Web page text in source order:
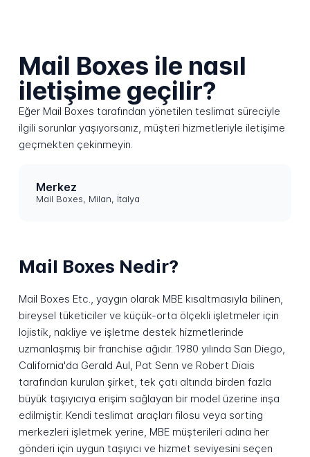
Mail Boxes ile nasıl
iletişime geçilir?
Eğer Mail Boxes tarafından yönetilen teslimat süreciyle
ilgili sorunlar yaşıyorsanız, müşteri hizmetleriyle iletişime
geçmekten çekinmeyin.
Merkez
Mail Boxes, Milan, İtalya
Mail Boxes Nedir?
Mail Boxes Etc., yaygın olarak MBE kısaltmasıyla bilinen,
bireysel tüketiciler ve küçük-orta ölçekli işletmeler için
lojistik, nakliye ve işletme destek hizmetlerinde
uzmanlaşmış bir franchise ağıdır. 1980 yılında San Diego,
California'da Gerald Aul, Pat Senn ve Robert Diais
tarafından kurulan şirket, tek çatı altında birden fazla
büyük taşıyıcıya erişim sağlayan bir model üzerine inşa
edilmiştir. Kendi teslimat araçları filosu veya sorting
merkezleri işletmek yerine, MBE müşterileri adına her
gönderi için uygun taşıyıcı ve hizmet seviyesini seçen